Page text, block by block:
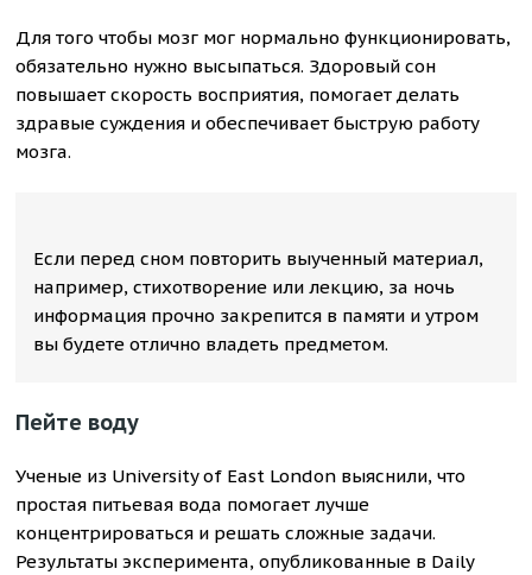
Для того чтобы мозг мог нормально функционировать,
обязательно нужно высыпаться. Здоровый сон
повышает скорость восприятия, помогает делать
здравые суждения и обеспечивает быструю работу
мозга.
Если перед сном повторить выученный материал,
например, стихотворение или лекцию, за ночь
информация прочно закрепится в памяти и утром
вы будете отлично владеть предметом.
Пейте воду
Ученые из University of East London выяснили, что
простая питьевая вода помогает лучше
концентрироваться и решать сложные задачи.
Результаты эксперимента, опубликованные в Daily